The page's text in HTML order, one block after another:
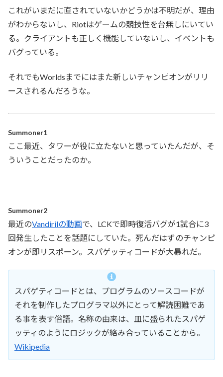
これがいまだに直されていないかどうかは不明だが、理由
がわからないし、Riotはゲームの競技性を台無しにいてい
る。クライアントも正しく機能していないし、イベントも
バグっている。
それでもWorldsまでにはまた新しいチャンピオンがリリ
ースされるんだろうな。
Summoner1
ここ最近、タワーが役に立たないと思っていたんだが、そ
ういうことだったのか。
Summoner2
最近のVandirilの動画で、LCKで即時復活バグが1試合に3
回発生したことを話題にしていた。死んだはずのチャンピ
オンが即リスポーン。スパゲッティコードが大暴れだ。
スパゲティコードとは、プログラムのソースコードが
それを制作したプログラマ以外にとって解読困難であ
る事を表す俗語。名称の由来は、皿に盛られたスパゲ
ッティのようにロジックが絡み合っていることから。
Wikipedia